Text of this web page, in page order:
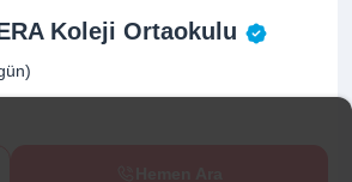
Koleji Ortaokulu